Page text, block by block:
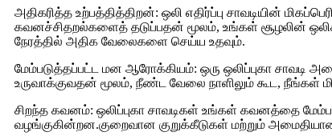
அதிகரித்த உற்பத்தித்திறன்: ஒலி எதிர்ப்பு சாவடியின்
கவனச்சிதறல்களைத் தடுப்பதன் மூலம், உங்கள் சூழலின்
நேரத்தில் அதிக வேலைகளை செய்ய உதவும்.
மேம்படுத்தப்பட்ட மன ஆரோக்கியம்: ஒரு ஒலிப்புகா
உருவாக்குவதன் மூலம், நீண்ட வேலை நாளிலும் கூட, நீங்கள்
சிறந்த கவனம்: ஒலிப்புகா சாவடிகள் உங்கள் கவனத்தை
வழங்குகின்றன.குறைவான குறுக்கீடுகள் மற்றும்